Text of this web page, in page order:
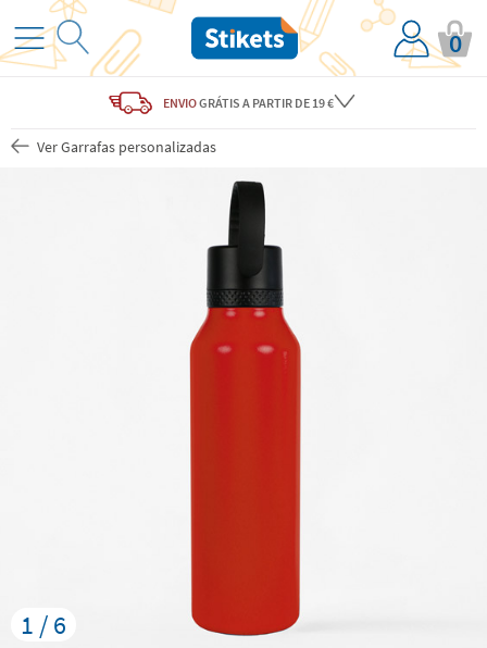
0
ENVIOGRÁTIS A PARTIR DE 19 €
Ver Garrafas personalizadas
1 / 6